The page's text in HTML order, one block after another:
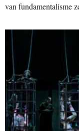
van fundamentalisme